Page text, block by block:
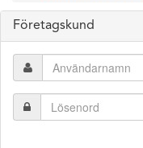
Företagskund